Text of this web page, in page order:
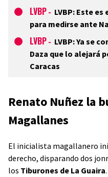
LVBP - LVBP: Este
para medirse ante
LVBP - LVBP: Ya se
Daza que lo alejará
Caracas
Renato Nuñez la
Magallanes
El inicialista magallanero
derecho, disparando dos
los Tiburones de La Guaira